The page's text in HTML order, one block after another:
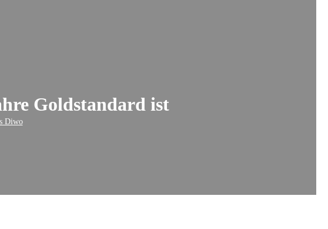
Goldstandard ist
Diwo